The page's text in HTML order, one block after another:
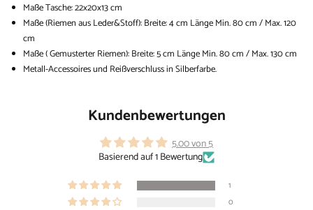
Maße Tasche: 22x20x13 cm
Maße (Riemen aus Leder&Stoff): Breite: 4 cm Länge Min. 80 cm / Max. 120
cm
Maße (Gemusterter Riemen):Breite: 5 cm Länge Min. 80 cm / Max. 130 cm
Metall-Accessoires und Reißverschluss in Silberfarbe.
Kundenbewertungen
5.00 von 5
Basierend auf 1 Bewertung
1
0